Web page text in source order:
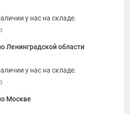
у нас на складе.
Ленинградской области
у нас на складе.
Москве